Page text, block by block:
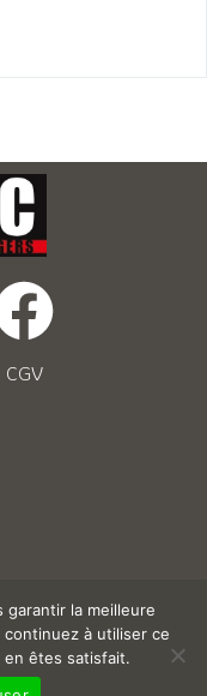
CGV
la meilleure
à utiliser ce
êtes satisfait.